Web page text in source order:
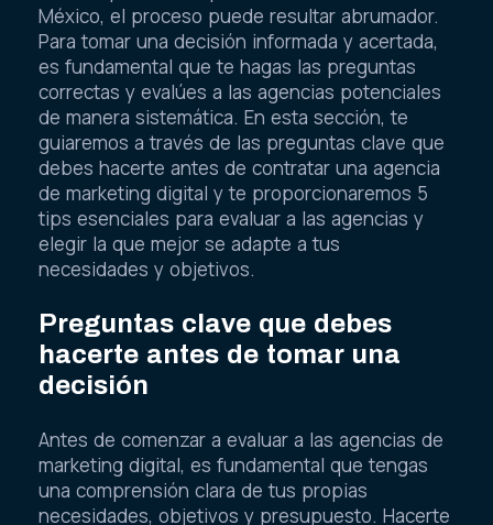
México, el proceso puede resultar abrumador.
Para tomar una decisión informada y acertada,
es fundamental que te hagas las preguntas
correctas y evalúes a las agencias potenciales
de manera sistemática. En esta sección, te
guiaremos a través de las preguntas clave que
debes hacerte antes de contratar una agencia
de marketing digital y te proporcionaremos 5
tips esenciales para evaluar a las agencias y
elegir la que mejor se adapte a tus
necesidades y objetivos.
Preguntas clave que debes
hacerte antes de tomar una
decisión
Antes de comenzar a evaluar a las agencias de
marketing digital, es fundamental que tengas
una comprensión clara de tus propias
necesidades, objetivos y presupuesto. Hacerte